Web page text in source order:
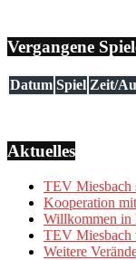
Vergangene
Datum Spiel Zeit/
Aktuelles
TEV Miesbach
Kooperation
Willkommen in
TEV Miesbach
Weitere